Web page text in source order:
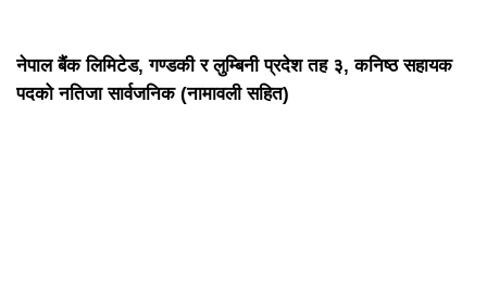
नेपाल बैंक लिमिटेड, गण्डकी र लुम्बिनी प्रदेश तह ३, कनिष्ठ सहायक
पदको नतिजा सार्वजनिक (नामावली सहित)